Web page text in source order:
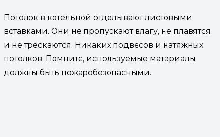
Потолок в котельной отделывают листовыми
вставками. Они не пропускают влагу, не плавятся
и не трескаются. Никаких подвесов и натяжных
потолков. Помните, используемые материалы
должны быть пожаробезопасными.